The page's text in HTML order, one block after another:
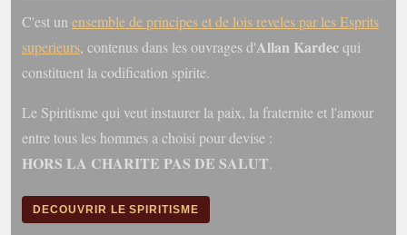
C'est un ensemble de principes et de lois reveles par les Esprits
superieurs, contenus dans les ouvrages d'Allan Kardecqui
constituent la codification spirite.
Le Spiritisme qui veut instaurer la paix, la fraternite et l'amour
entre tous les hommes a choisi pour devise :
HORS LA CHARITE PAS DE SALUT.
DECOUVRIR LE SPIRITISME